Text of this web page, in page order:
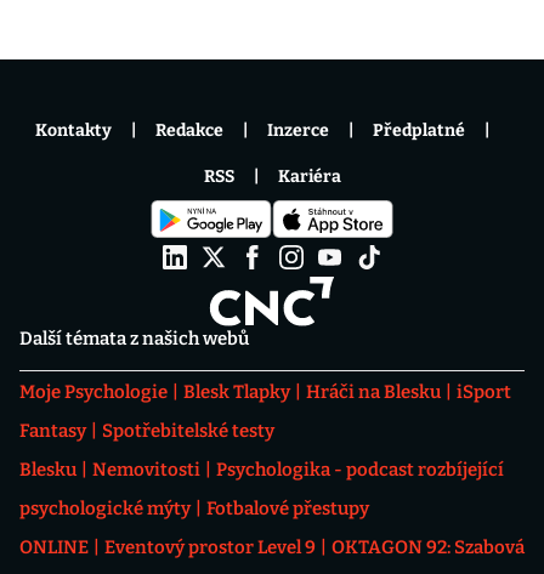
Další témata z našich webů
Moje Psychologie Blesk Tlapky Hráči na Blesku
iSport
Fantasy
Spotřebitelské testy
Blesku
Nemovitosti
Psychologika - podcast rozbíjející
psychologické mýty
Fotbalové přestupy
ONLINE
Eventový prostor Level 9
OKTAGON 92: Szabová
Kontakty Redakce Inzerce Předplatné
RSS Kariéra